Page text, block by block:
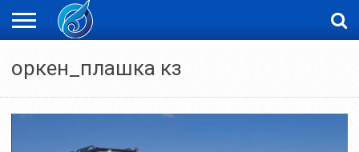
НОВОСТИ
ВИДЕО
ФОТОРЕПОРТАЖИ
ОРКЕН
оркен_плашка кз